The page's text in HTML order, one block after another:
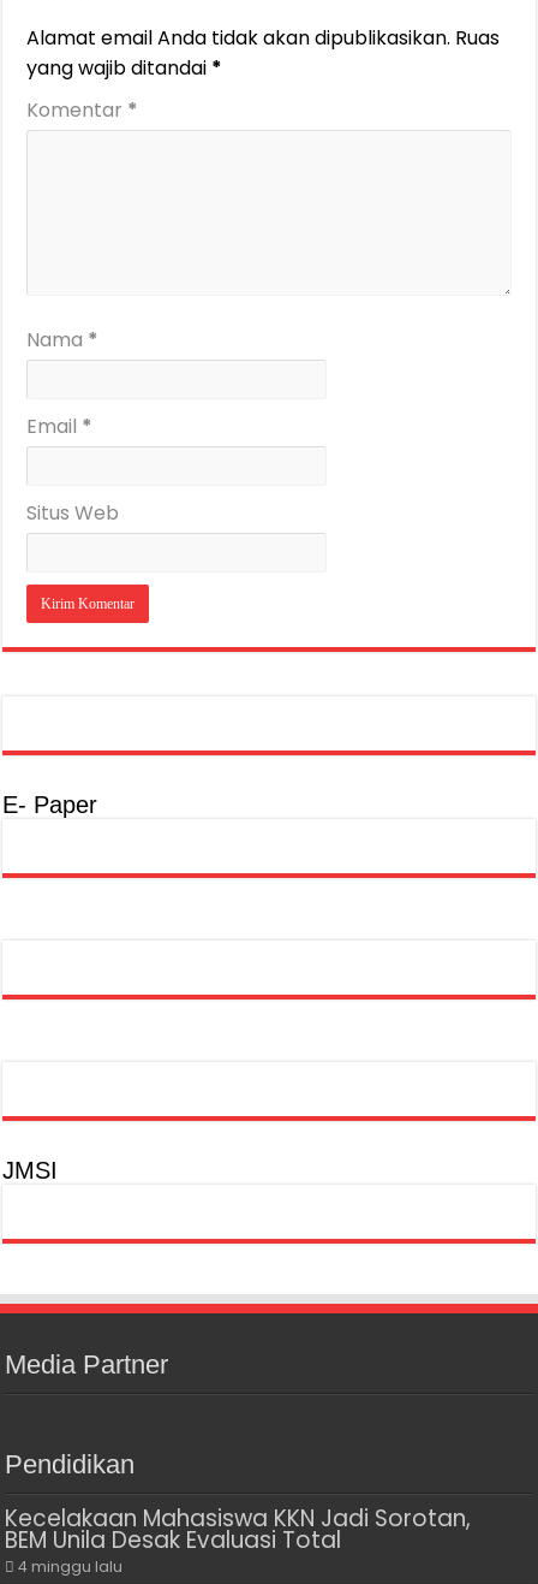
Alamat email Anda tidak akan dipublikasikan. Ruas
yang wajib ditandai *
Komentar *
Nama *
Email *
Situs Web
E- Paper
JMSI
Media Partner
Pendidikan
Kecelakaan Mahasiswa KKN Jadi Sorotan,
BEM Unila Desak Evaluasi Total
4 minggu lalu